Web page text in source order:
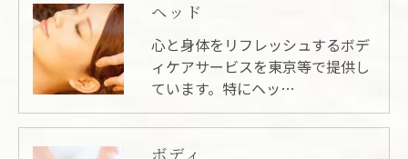
ヘッド
心と身体をリフレッシュするボデ
ィケアサービスを東京等で提供し
ています。特にヘッ…